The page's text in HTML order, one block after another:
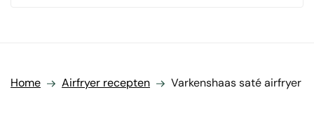
Home Airfryer recepten Varkenshaas saté airfryer